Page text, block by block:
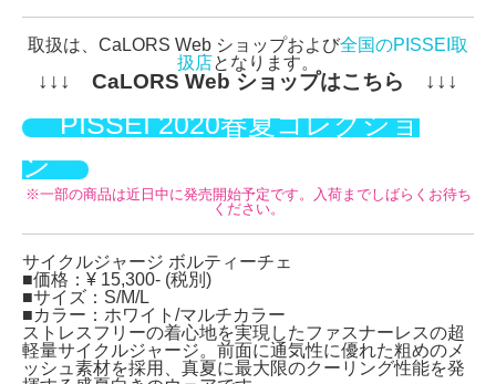
取扱は、CaLORS Web ショップおよび全国のPISSEI取
扱店となります。
↓↓↓ CaLORS Web ショップはこちら ↓↓↓
PISSEI 2020春夏コレクショ
ン
※一部の商品は近日中に発売開始予定です。入荷までしばらくお待ち
ください。
サイクルジャージ ボルティーチェ
■価格：¥ 15,300- (税別)
■サイズ：S/M/L
■カラー：ホワイト/マルチカラー
ストレスフリーの着心地を実現したファスナーレスの超
軽量サイクルジャージ。前面に通気性に優れた粗めのメ
ッシュ素材を採用、真夏に最大限のクーリング性能を発